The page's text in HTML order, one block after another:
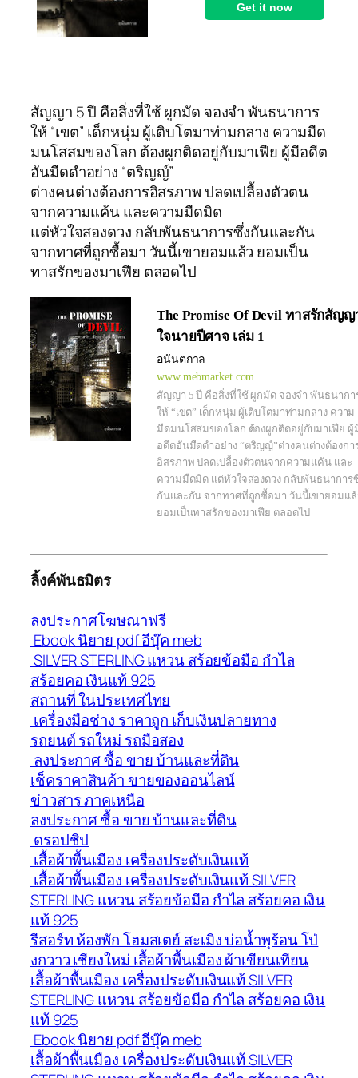
สัญญา 5 ปี คือสิ่งที่ใช้ ผูกมัด จองจำ พันธนาการ
ให้ “เขต” เด็กหนุ่ม ผู้เติบโตมาท่ามกลาง ความมืด
มนโสสมของโลก ต้องผูกติดอยู่กับมาเฟีย ผู้มีอดีต
อันมืดดำอย่าง “ตริญญ์”
ต่างคนต่างต้องการอิสรภาพ ปลดเปลื้องตัวตน
จากความแค้น และความมืดมิด
แต่หัวใจสองดวง กลับพันธนาการซึ่งกันและกัน
จากทาศที่ถูกซื้อมา วันนี้เขายอมแล้ว ยอมเป็น
ทาสรักของมาเฟีย ตลอดไป
The Promise Of Devil ทาสรักสัญญ
ใจนายปีศาจ เล่ม 1
อนันตกาล
www.mebmarket.com
สัญญา 5 ปี คือสิ่งที่ใช้ ผูกมัด จองจำ พันธนากา
ให้ “เขต” เด็กหนุ่ม ผู้เติบโตมาท่ามกลาง ความ
มืดมนโสสมของโลก ต้องผูกติดอยู่กับมาเฟีย ผู้
อดีตอันมืดดำอย่าง “ตริญญ์”ต่างคนต่างต้องกา
อิสรภาพ ปลดเปลื้องตัวตนจากความแค้น และ
ความมืดมิด แต่หัวใจสองดวง กลับพันธนาการ
กันและกัน จากทาศที่ถูกซื้อมา วันนี้เขายอมแ
ยอมเป็นทาสรักของมาเฟีย ตลอดไป
ลิ้งค์พันธมิตร
ลงประกาศโฆษณาฟรี
Ebook นิยาย pdf อีบุ๊ค meb
SILVER STERLING แหวน สร้อยข้อมือ กำไล
สร้อยคอ เงินแท้ 925
สถานที่ ในประเทศไทย
เครื่องมือช่าง ราคาถูก เก็บเงินปลายทาง
รถยนต์ รถใหม่ รถมือสอง
ลงประกาศ ซื้อ ขาย บ้านและที่ดิน
เช็คราคาสินค้า ขายของออนไลน์
ข่าวสาร ภาคเหนือ
ลงประกาศ ซื้อ ขาย บ้านและที่ดิน
ดรอปชิป
เสื้อผ้าพื้นเมือง เครื่องประดับเงินแท้
เสื้อผ้าพื้นเมือง เครื่องประดับเงินแท้ SILVER
STERLING แหวน สร้อยข้อมือ กำไล สร้อยคอ เงิน
แท้ 925
รีสอร์ท ห้องพัก โฮมสเตย์ สะเมิง บ่อน้ำพุร้อน โป่
งกวาว เชียงใหม่ เสื้อผ้าพื้นเมือง ผ้าเขียนเทียน
เสื้อผ้าพื้นเมือง เครื่องประดับเงินแท้ SILVER
STERLING แหวน สร้อยข้อมือ กำไล สร้อยคอ เงิน
แท้ 925
Ebook นิยาย pdf อีบุ๊ค meb
เสื้อผ้าพื้นเมือง เครื่องประดับเงินแท้ SILVER